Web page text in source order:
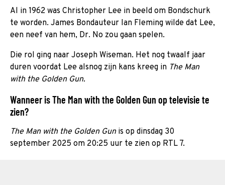
Al in 1962 was Christopher Lee in beeld om Bondschurk
te worden. James Bondauteur Ian Fleming wilde dat Lee,
een neef van hem, Dr. No zou gaan spelen.
Die rol ging naar Joseph Wiseman. Het nog twaalf jaar
duren voordat Lee alsnog zijn kans kreeg in The Man
with the Golden Gun.
Wanneer is The Man with the Golden Gun op televisie te
zien?
The Man with the Golden Gunis op dinsdag 30
september 2025 om 20:25 uur te zien op RTL 7.